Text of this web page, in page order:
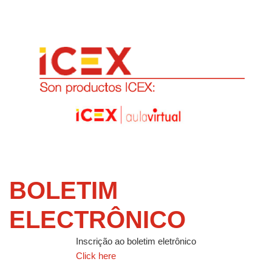
BOLETIM
ELECTRÔNICO
Inscrição ao boletim eletrônico
Click here